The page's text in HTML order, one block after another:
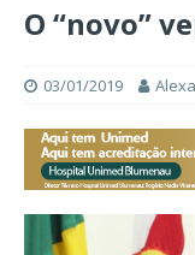
O “novo”
03/01/2019